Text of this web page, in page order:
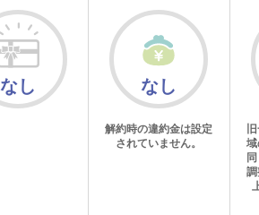
なし なし
解約時の違約金は設定
されていません。